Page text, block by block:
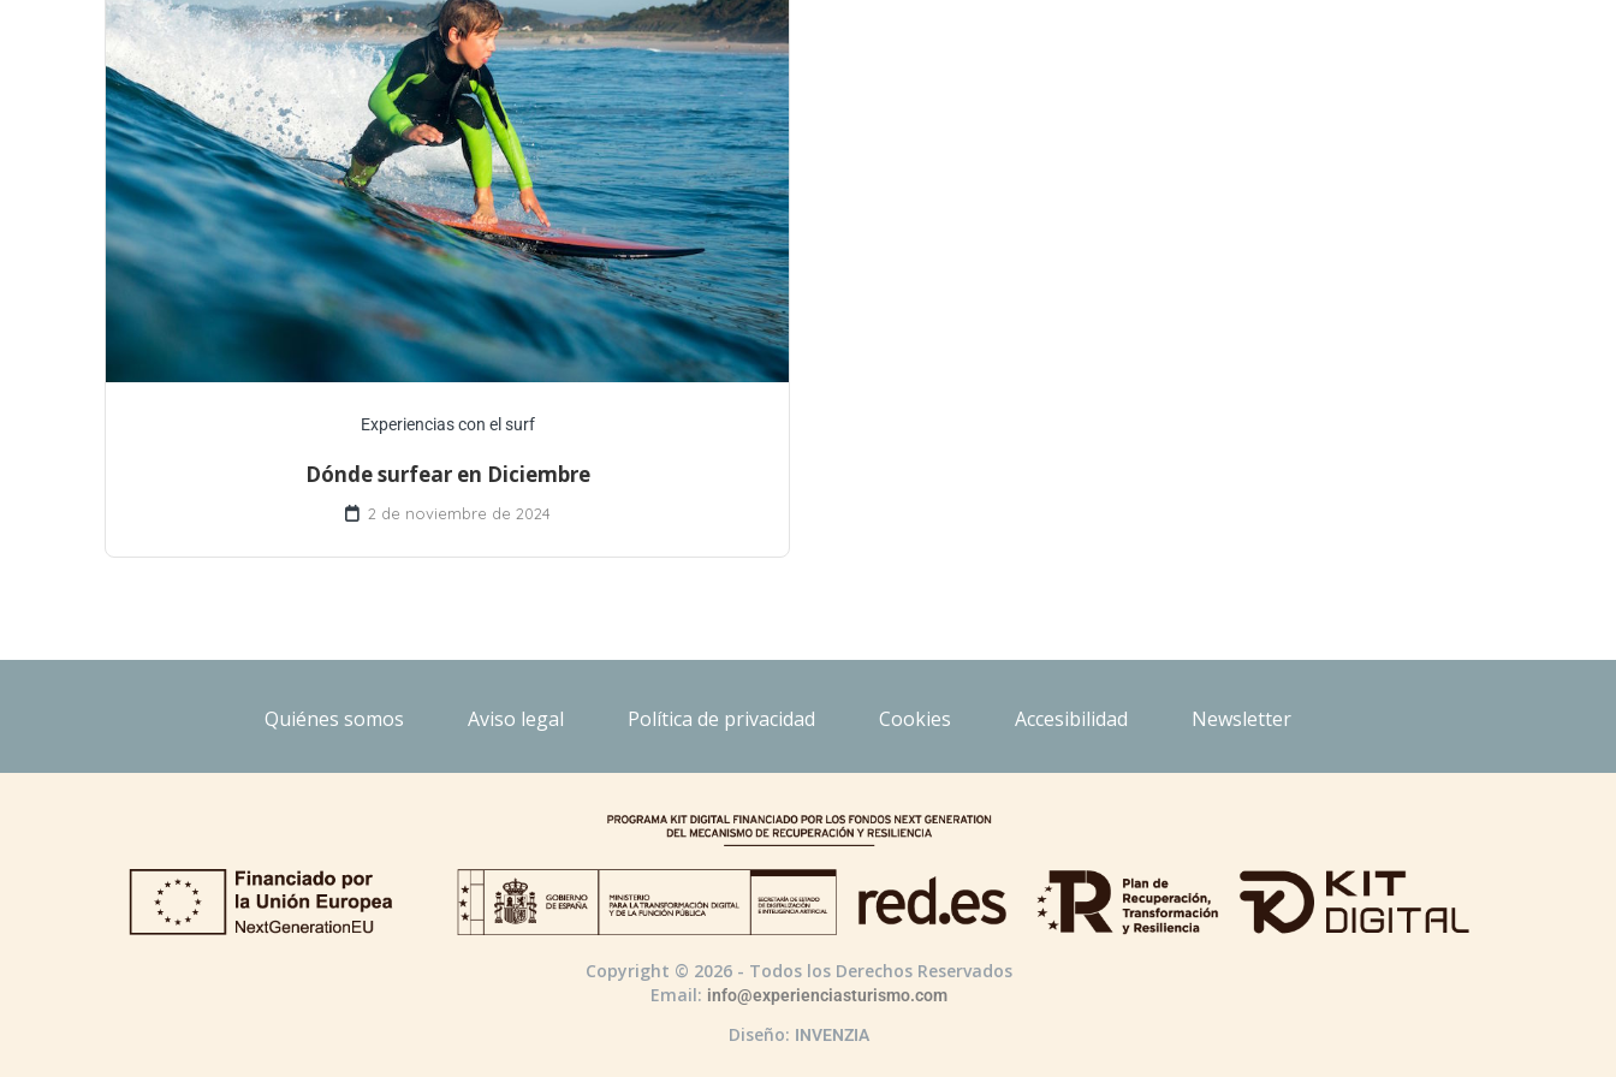
Experiencias con el surf
Dónde surfear en Diciembre
2 de noviembre de 2024
Quiénes somos Aviso legal Política de privacidad Cookies Accesibilidad Newsletter
Copyright © 2026 - Todos los Derechos Reservados
Email: info@experienciasturismo.com
Diseño: INVENZIA